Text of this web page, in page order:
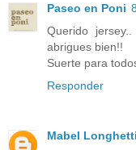
Paseo en Poni
Querido
abrigues bien!!
Suerte para
Responder
Mabel Longhetti